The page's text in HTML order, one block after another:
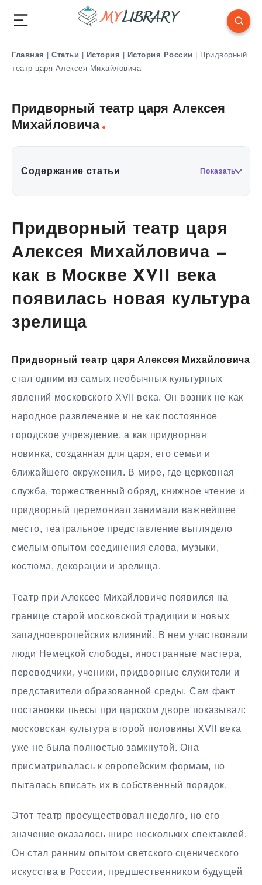
Главная | Статьи | История | История России | Придворный
театр царя Алексея Михайловича
Придворный театр царя Алексея
Михайловича
Содержание статьи Показать
Придворный театр царя
Алексея Михайловича —
как в Москве XVII века
появилась новая культура
зрелища
Придворный театр царя Алексея Михайловича
стал одним из самых необычных культурных
явлений московского XVII века. Он возник не как
народное развлечение и не как постоянное
городское учреждение, а как придворная
новинка, созданная для царя, его семьи и
ближайшего окружения. В мире, где церковная
служба, торжественный обряд, книжное чтение и
придворный церемониал занимали важнейшее
место, театральное представление выглядело
смелым опытом соединения слова, музыки,
костюма, декорации и зрелища.
Театр при Алексее Михайловиче появился на
границе старой московской традиции и новых
западноевропейских влияний. В нем участвовали
люди Немецкой слободы, иностранные мастера,
переводчики, ученики, придворные служители и
представители образованной среды. Сам факт
постановки пьесы при царском дворе показывал:
московская культура второй половины XVII века
уже не была полностью замкнутой. Она
присматривалась к европейским формам, но
пыталась вписать их в собственный порядок.
Этот театр просуществовал недолго, но его
значение оказалось шире нескольких спектаклей.
Он стал ранним опытом светского сценического
искусства в России, предшественником будущей